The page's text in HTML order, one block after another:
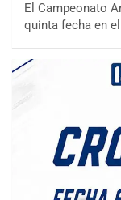
El Campeonato
quinta fecha en